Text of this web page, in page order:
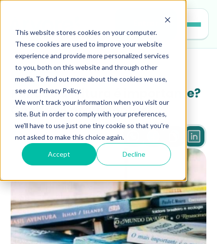
This website stores cookies on your computer.
These cookies are used to improve your website
experience and provide more personalized services
to you, both on this website and through other
media. To find out more about the cookies we use,
see our Privacy Policy.
We won't track your information when you visit our
site. But in order to comply with your preferences,
we'll have to use just one tiny cookie so that you're
not asked to make this choice again.
Accept Decline
leitura
Por que a leitura é importante?
Confira 8 argumentos!
2 min